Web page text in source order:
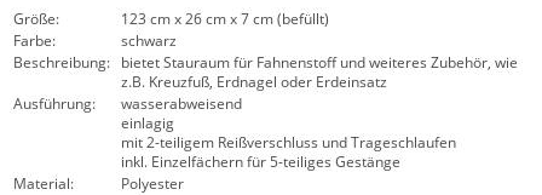
Größe:
123 cm x 26 cm x 7 cm (befüllt)
Farbe:
schwarz
Beschreibung: bietet Stauraum für Fahnenstoff und weiteres Zubehör, wie
z.B. Kreuzfuß, Erdnagel oder Erdeinsatz
Ausführung:
wasserabweisend
einlagig
mit 2-teiligem Reißverschluss und Trageschlaufen
inkl. Einzelfächern für 5-teiliges Gestänge
Material:
Polyester